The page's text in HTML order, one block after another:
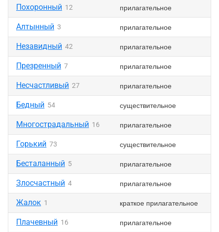
Похоронный 12 прилагательное
Алтынный 3 прилагательное
Незавидный 42 прилагательное
Презренный 7 прилагательное
Несчастливый 27 прилагательное
Бедный 54 существительное
Многострадальный 16 прилагательное
Горький 73 существительное
Бесталанный 5 прилагательное
Злосчастный 4 прилагательное
Жалок 1 краткое прилагательное
Плачевный 16 прилагательное